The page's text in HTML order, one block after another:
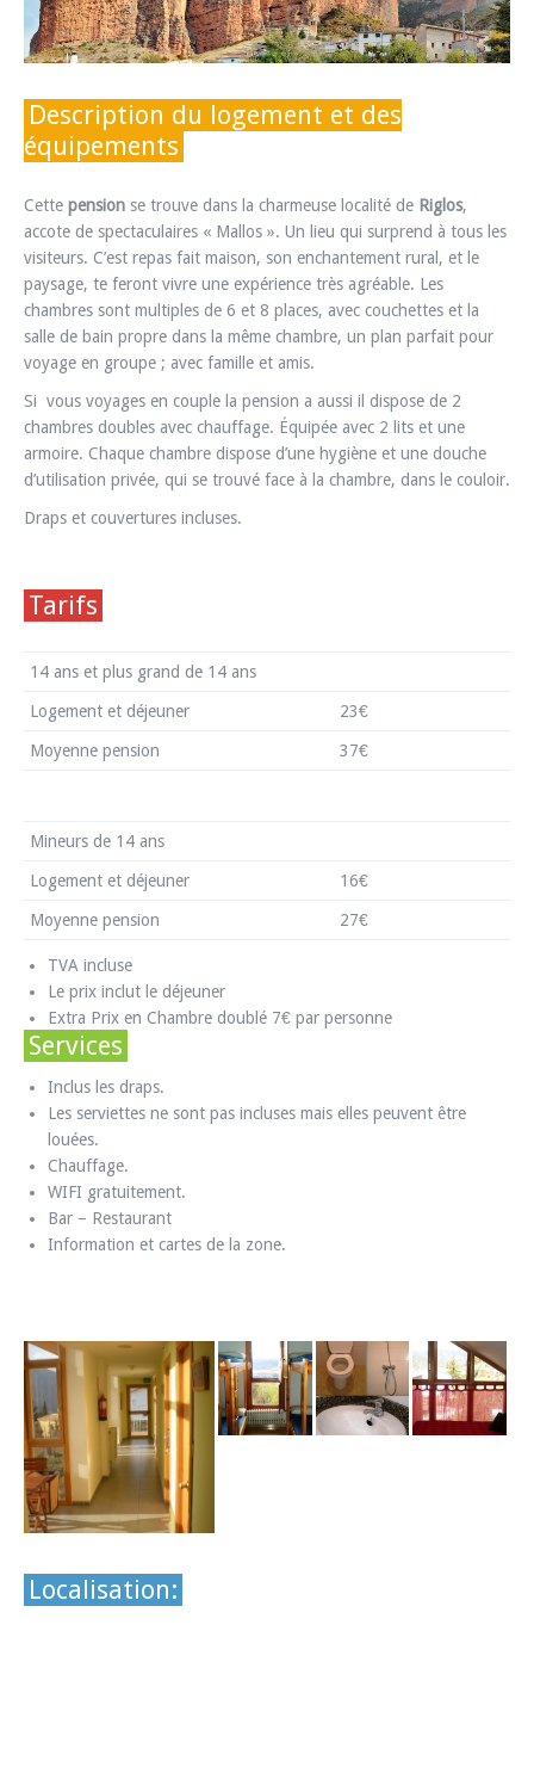
Description du logement et des
équipements
Cette pension se trouve dans la charmeuse localité de Riglos,
accote de spectaculaires « Mallos ». Un lieu qui surprend à tous les
visiteurs. C’est repas fait maison, son enchantement rural, et le
paysage, te feront vivre une expérience très agréable. Les
chambres sont multiples de 6 et 8 places, avec couchettes et la
salle de bain propre dans la même chambre, un plan parfait pour
voyage en groupe ; avec famille et amis.
Si vous voyages en couple la pension a aussi il dispose de 2
chambres doubles avec chauffage. Équipée avec 2 lits et une
armoire. Chaque chambre dispose d’une hygiène et une douche
d’utilisation privée, qui se trouvé face à la chambre, dans le couloir.
Draps et couvertures incluses.
Tarifs
14 ans et plus grand de 14 ans
Logement et déjeuner 23€
Moyenne pension 37€
Mineurs de 14 ans
Logement et déjeuner 16€
Moyenne pension 27€
TVA incluse
Le prix inclut le déjeuner
Extra Prix en Chambre doublé 7€ par personne
Services
Inclus les draps.
Les serviettes ne sont pas incluses mais elles peuvent être
louées.
Chauffage.
WIFI gratuitement.
Bar – Restaurant
Information et cartes de la zone.
Localisation: